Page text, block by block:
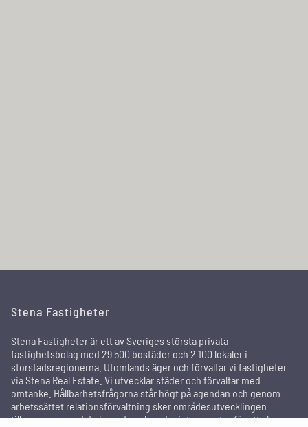
Stena Fastigheter
Stena Fastigheter är ett av Sveriges största privata
fastighetsbolag med 29 500 bostäder och 2 100 lokaler i
storstadsregionerna. Utomlands äger och förvaltar vi fastigheter
via Stena Real Estate. Vi utvecklar städer och förvaltar med
omtanke. Hållbarhetsfrågorna står högt på agendan och genom
arbetssättet relationsförvaltning sker områdesutvecklingen
tillsammans med de boende och andra intressenter för att skapa